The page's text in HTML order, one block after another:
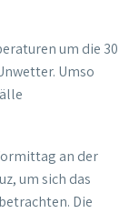
um die 30
Umso
an der
um sich das
Die